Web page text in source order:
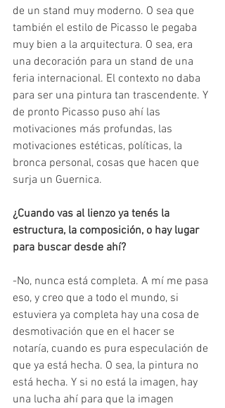
de un stand muy moderno. O sea que
también el estilo de Picasso le pegaba
muy bien a la arquitectura. O sea, era
una decoración para un stand de una
feria internacional. El contexto no daba
para ser una pintura tan trascendente. Y
de pronto Picasso puso ahí las
motivaciones más profundas, las
motivaciones estéticas, políticas, la
bronca personal, cosas que hacen que
surja un Guernica.
¿Cuando vas al lienzo ya tenés la
estructura, la composición, o hay lugar
para buscar desde ahí?
-No, nunca está completa. A mí me pasa
eso, y creo que a todo el mundo, si
estuviera ya completa hay una cosa de
desmotivación que en el hacer se
notaría, cuando es pura especulación de
que ya está hecha. O sea, la pintura no
está hecha. Y si no está la imagen, hay
una lucha ahí para que la imagen